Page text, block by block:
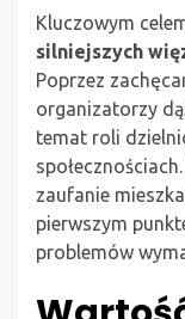
Kluczowym
silniejszych
Poprzez
organizatorzy
temat roli
zaufanie
pierwszym
problemów